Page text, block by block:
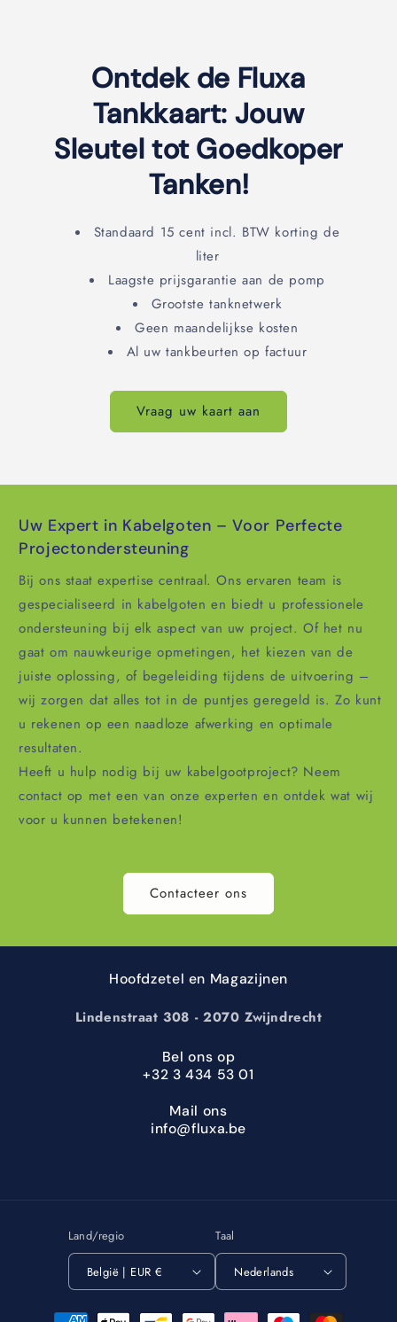
Ontdek de Fluxa
Tankkaart: Jouw
Sleutel tot Goedkoper
Tanken!
Standaard 15 cent incl. BTW korting de
liter
Laagste prijsgarantie aan de pomp
Grootste tanknetwerk
Geen maandelijkse kosten
Al uw tankbeurten op factuur
Vraag uw kaart aan
Uw Expert in Kabelgoten – Voor Perfecte
Projectondersteuning
Bij ons staat expertise centraal. Ons ervaren team is
gespecialiseerd in kabelgoten en biedt u professionele
ondersteuning bij elk aspect van uw project. Of het nu
gaat om nauwkeurige opmetingen, het kiezen van de
juiste oplossing, of begeleiding tijdens de uitvoering –
wij zorgen dat alles tot in de puntjes geregeld is. Zo kunt
u rekenen op een naadloze afwerking en optimale
resultaten.
Heeft u hulp nodig bij uw kabelgootproject? Neem
contact op met een van onze experten en ontdek wat wij
voor u kunnen betekenen!
Contacteer ons
Hoofdzetel en Magazijnen
Lindenstraat 308 - 2070 Zwijndrecht
Bel ons op
+32 3 434 53 01
Mail ons
info@fluxa.be
Land/regio
België | EUR €
Taal
Nederlands
Betaalmethoden